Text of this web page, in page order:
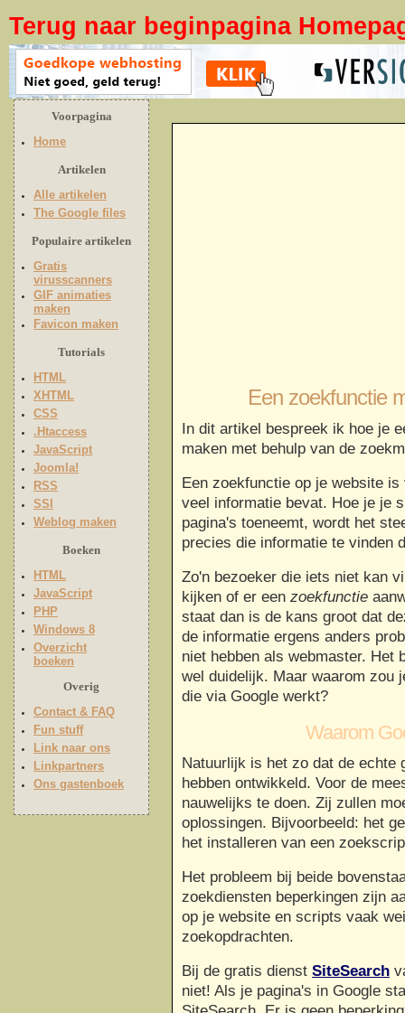
Terug naar beginpagina
Een zoekfunctie
In dit artikel bespreek ik hoe je
maken met behulp van de
Een zoekfunctie op je website
veel informatie bevat. Hoe je je
pagina's toeneemt, wordt het
precies die informatie te vinden
Zo'n bezoeker die iets niet kan
kijken of er een zoekfunctie
staat dan is de kans groot dat
de informatie ergens anders
niet hebben als webmaster. Het
wel duidelijk. Maar waarom zou
die via Google werkt?
Waarom
Natuurlijk is het zo dat de echte
hebben ontwikkeld. Voor de
nauwelijks te doen. Zij zullen
oplossingen. Bijvoorbeeld: het
het installeren van een
Het probleem bij beide
zoekdiensten beperkingen zijn
op je website en scripts vaak
zoekopdrachten.
Bij de gratis dienst SiteSearch
niet! Als je pagina's in Google
Voorpagina
Home
Artikelen
Alle artikelen
The Google files
Populaire artikelen
Gratis
virusscanners
GIF animaties
maken
Favicon maken
Tutorials
HTML
XHTML
CSS
.Htaccess
JavaScript
Joomla!
RSS
SSI
Weblog maken
Boeken
HTML
JavaScript
PHP
Windows 8
Overzicht
boeken
Overig
Contact & FAQ
Fun stuff
Link naar ons
Linkpartners
Ons gastenboek